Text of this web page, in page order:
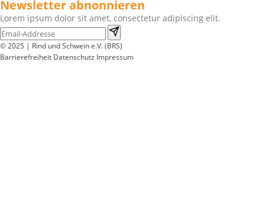
Newsletter abnonnieren
Lorem ipsum dolor sit amet, consectetur adipiscing elit.
© 2025 | Rind und Schwein e.V. (BRS)
Barrierefreiheit Datenschutz Impressum